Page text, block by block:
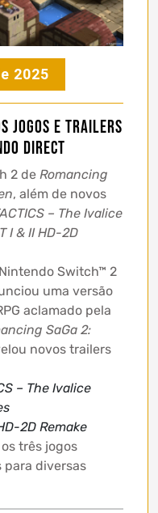
2025
jogos e trailers
Direct
2 de Romancing
, além de novos
– The Ivalice
I & II HD-2D
Switch™ 2
uma versão
aclamado pela
SaGa 2:
novos trailers
– The Ivalice
2D Remake
três jogos
para diversas